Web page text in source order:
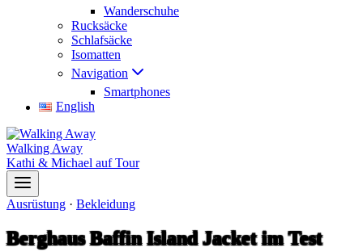
Wanderschuhe
Rucksäcke
Schlafsäcke
Isomatten
Navigation
Smartphones
English
Walking Away
Kathi & Michael auf Tour
Ausrüstung · Bekleidung
Berghaus Baffin Island Jacket im Test